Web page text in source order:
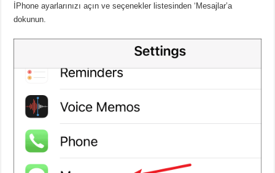
İPhone ayarlarınızı açın ve seçenekler listesinden ‘Mesajlar’a
dokunun.